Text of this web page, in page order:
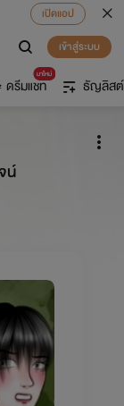
เปิดแอป
เข้าสู่ระบบ
มาใหม่
ดรีมแชท ธัญลิสต์
น์